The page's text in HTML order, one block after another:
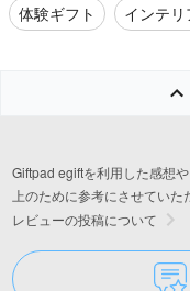
体験ギフト
インテリ
Giftpad egiftを利用した感想
上のために参考にさせていた
レビューの投稿について